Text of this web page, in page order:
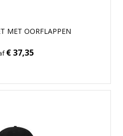
MET OORFLAPPEN
€ 37,35